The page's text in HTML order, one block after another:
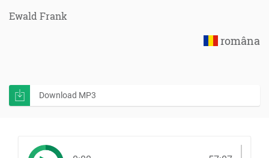
Ewald Frank
româna
Download MP3